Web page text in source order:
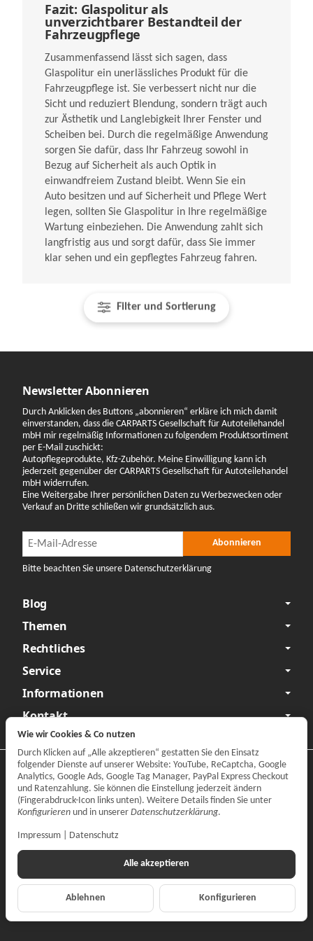
Filter und Sortierung
Fazit: Glaspolitur als
unverzichtbarer Bestandteil der
Fahrzeugpflege
Zusammenfassend lässt sich sagen, dass
Glaspolitur ein unerlässliches Produkt für die
Fahrzeugpflege ist. Sie verbessert nicht nur die
Sicht und reduziert Blendung, sondern trägt auch
zur Ästhetik und Langlebigkeit Ihrer Fenster und
Scheiben bei. Durch die regelmäßige Anwendung
sorgen Sie dafür, dass Ihr Fahrzeug sowohl in
Bezug auf Sicherheit als auch Optik in
einwandfreiem Zustand bleibt. Wenn Sie ein
Auto besitzen und auf Sicherheit und Pflege Wert
legen, sollten Sie Glaspolitur in Ihre regelmäßige
Wartung einbeziehen. Die Anwendung zahlt sich
langfristig aus und sorgt dafür, dass Sie immer
klar sehen und ein gepflegtes Fahrzeug fahren.
Newsletter Abonnieren
Durch Anklicken des Buttons „abonnieren“ erkläre ich mich damit
einverstanden, dass die CARPARTS Gesellschaft für Autoteilehandel
mbH mir regelmäßig Informationen zu folgendem Produktsortiment
per E-Mail zuschickt:
Autopflegeprodukte, Kfz-Zubehör. Meine Einwilligung kann ich
jederzeit gegenüber der CARPARTS Gesellschaft für Autoteilehandel
mbH widerrufen.
Eine Weitergabe Ihrer persönlichen Daten zu Werbezwecken oder
Verkauf an Dritte schließen wir grundsätzlich aus.
Newsletter Abonnieren Abonnieren
Bitte beachten Sie unsere Datenschutzerklärung
Blog
Themen
Rechtliches
Service
Informationen
Kontakt
Datenschutzerklärung •Impressum
Vertrag widerrufen
Alle Preise inkl. gesetzlicher MwSt., zzgl.Versand
Alle akzeptieren
Ablehnen Konfigurieren
Wie wir Cookies & Co nutzen
Durch Klicken auf „Alle akzeptieren“ gestatten Sie den Einsatz
folgender Dienste auf unserer Website: YouTube, ReCaptcha, Google
Analytics, Google Ads, Google Tag Manager, PayPal Express Checkout
und Ratenzahlung. Sie können die Einstellung jederzeit ändern
(Fingerabdruck-Icon links unten). Weitere Details finden Sie unter
Konfigurieren und in unserer Datenschutzerklärung.
Impressum Datenschutz